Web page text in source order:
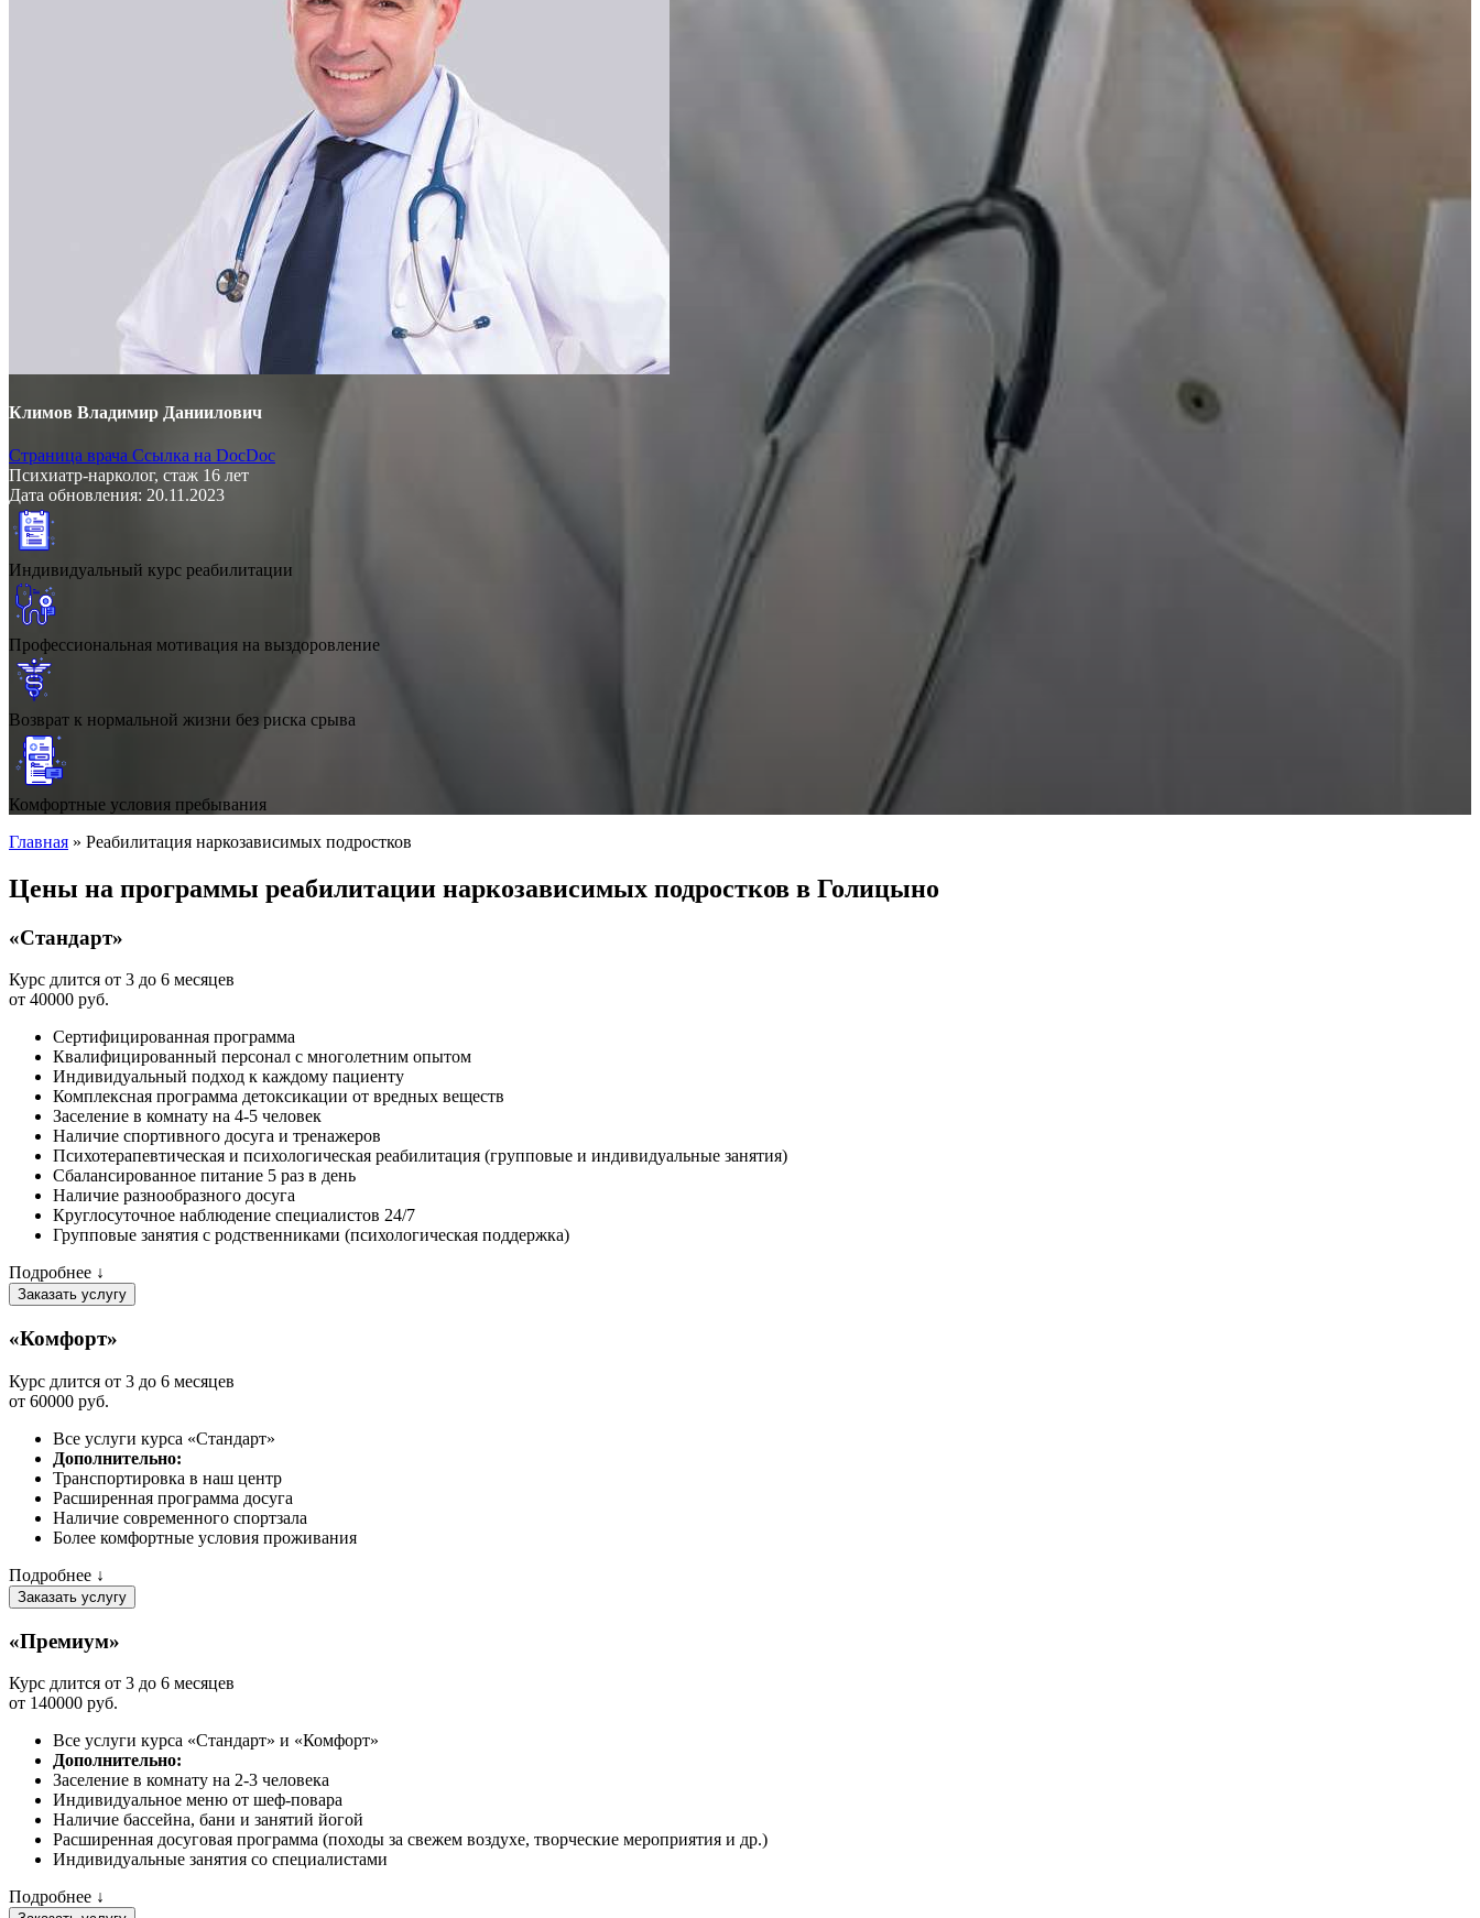
Климов Владимир Даниилович
Страница врача Ссылка на DocDoc
Психиатр-нарколог, стаж 16 лет
Дата обновления: 20.11.2023
Индивидуальный курс реабилитации
Профессиональная мотивация на выздоровление
Возврат к нормальной жизни без риска срыва
Комфортные условия пребывания
Главная » Реабилитация наркозависимых подростков
Цены на программы реабилитации наркозависимых подростков в Голицыно
«Стандарт»
Курс длится от 3 до 6 месяцев
от 40000 руб.
Сертифицированная программа
Квалифицированный персонал с многолетним опытом
Индивидуальный подход к каждому пациенту
Комплексная программа детоксикации от вредных веществ
Заселение в комнату на 4-5 человек
Наличие спортивного досуга и тренажеров
Психотерапевтическая и психологическая реабилитация (групповые и индивидуальные занятия)
Сбалансированное питание 5 раз в день
Наличие разнообразного досуга
Круглосуточное наблюдение специалистов 24/7
Групповые занятия с родственниками (психологическая поддержка)
Подробнее ↓
Заказать услугу
«Комфорт»
Курс длится от 3 до 6 месяцев
от 60000 руб.
Все услуги курса «Стандарт»
Дополнительно:
Транспортировка в наш центр
Расширенная программа досуга
Наличие современного спортзала
Более комфортные условия проживания
Подробнее ↓
Заказать услугу
«Премиум»
Курс длится от 3 до 6 месяцев
от 140000 руб.
Все услуги курса «Стандарт» и «Комфорт»
Дополнительно:
Заселение в комнату на 2-3 человека
Индивидуальное меню от шеф-повара
Наличие бассейна, бани и занятий йогой
Расширенная досуговая программа (походы за свежем воздухе, творческие мероприятия и др.)
Индивидуальные занятия со специалистами
Подробнее ↓